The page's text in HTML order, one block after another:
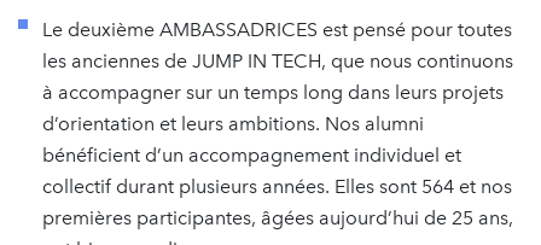
Le deuxième AMBASSADRICES est pensé pour toutes
les anciennes de JUMP IN TECH, que nous continuons
à accompagner sur un temps long dans leurs projets
d’orientation et leurs ambitions. Nos alumni
bénéficient d’un accompagnement individuel et
collectif durant plusieurs années. Elles sont 564 et nos
premières participantes, âgées aujourd’hui de 25 ans,